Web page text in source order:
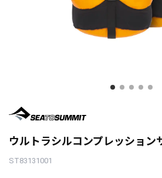
ウルトラシルコンプレッション
ST83131001